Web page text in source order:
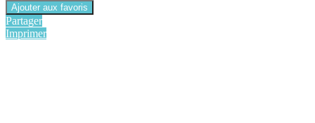
Ajouter aux favoris
Partager
Imprimer